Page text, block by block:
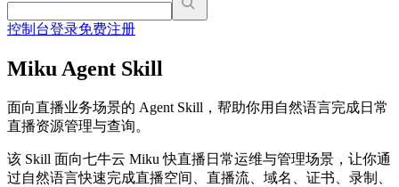
控制台登录免费注册
Miku Agent Skill
面向直播业务场景的 Agent Skill，帮助你用自然语言完成日常
直播资源管理与查询。
该 Skill 面向七牛云 Miku 快直播日常运维与管理场景，让你通
过自然语言快速完成直播空间、直播流、域名、证书、录制、